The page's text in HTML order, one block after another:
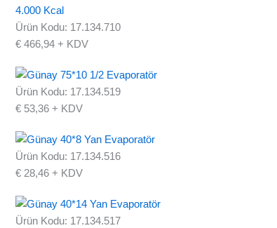
Ürün Kodu: 17.134.710
€ 466,94 + KDV
Ürün Kodu: 17.134.519
€ 53,36 + KDV
Ürün Kodu: 17.134.516
€ 28,46 + KDV
Ürün Kodu: 17.134.517